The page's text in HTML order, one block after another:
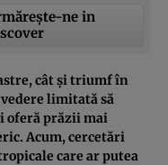
ne in
cât și triumf în
limitată să
oferă prăzii mai
Acum, cercetări
care ar putea